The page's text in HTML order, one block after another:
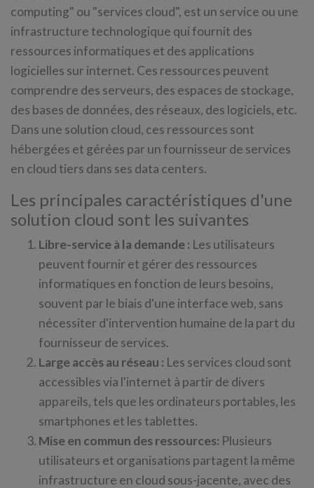
computing" ou "services cloud", est un service ou une
infrastructure technologique qui fournit des
ressources informatiques et des applications
logicielles sur internet. Ces ressources peuvent
comprendre des serveurs, des espaces de stockage,
des bases de données, des réseaux, des logiciels, etc.
Dans une solution cloud, ces ressources sont
hébergées et gérées par un fournisseur de services
en cloud tiers dans ses data centers.
Les principales caractéristiques d'une
solution cloud sont les suivantes
Libre-service à la demande : Les utilisateurs
peuvent fournir et gérer des ressources
informatiques en fonction de leurs besoins,
souvent par le biais d'une interface web, sans
nécessiter d'intervention humaine de la part du
fournisseur de services.
Large accès au réseau : Les services cloud sont
accessibles via l'internet à partir de divers
appareils, tels que les ordinateurs portables, les
smartphones et les tablettes.
Mise en commun des ressources: Plusieurs
utilisateurs et organisations partagent la même
infrastructure en cloud sous-jacente, avec des